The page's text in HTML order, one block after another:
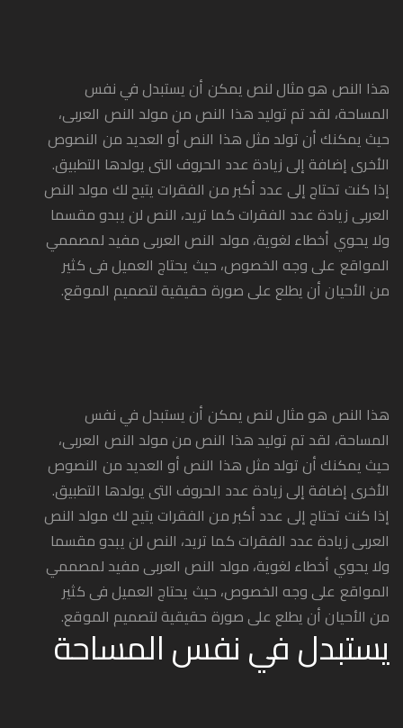
هذا النص هو مثال لنص يمكن أن يستبدل في نفس
المساحة، لقد تم توليد هذا النص من مولد النص العربى،
حيث يمكنك أن تولد مثل هذا النص أو العديد من النصوص
الأخرى إضافة إلى زيادة عدد الحروف التى يولدها التطبيق.
إذا كنت تحتاج إلى عدد أكبر من الفقرات يتيح لك مولد النص
العربى زيادة عدد الفقرات كما تريد، النص لن يبدو مقسما
ولا يحوي أخطاء لغوية، مولد النص العربى مفيد لمصممي
المواقع على وجه الخصوص، حيث يحتاج العميل فى كثير
من الأحيان أن يطلع على صورة حقيقية لتصميم الموقع.
هذا النص هو مثال لنص يمكن أن يستبدل في نفس
المساحة، لقد تم توليد هذا النص من مولد النص العربى،
حيث يمكنك أن تولد مثل هذا النص أو العديد من النصوص
الأخرى إضافة إلى زيادة عدد الحروف التى يولدها التطبيق.
إذا كنت تحتاج إلى عدد أكبر من الفقرات يتيح لك مولد النص
العربى زيادة عدد الفقرات كما تريد، النص لن يبدو مقسما
ولا يحوي أخطاء لغوية، مولد النص العربى مفيد لمصممي
المواقع على وجه الخصوص، حيث يحتاج العميل فى كثير
من الأحيان أن يطلع على صورة حقيقية لتصميم الموقع.
يستبدل في نفس المساحة